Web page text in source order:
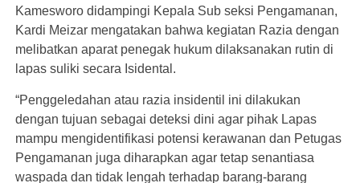
Kamesworo didampingi Kepala Sub seksi Pengamanan,
Kardi Meizar mengatakan bahwa kegiatan Razia dengan
melibatkan aparat penegak hukum dilaksanakan rutin di
lapas suliki secara Isidental.
“Penggeledahan atau razia insidentil ini dilakukan
dengan tujuan sebagai deteksi dini agar pihak Lapas
mampu mengidentifikasi potensi kerawanan dan Petugas
Pengamanan juga diharapkan agar tetap senantiasa
waspada dan tidak lengah terhadap barang-barang